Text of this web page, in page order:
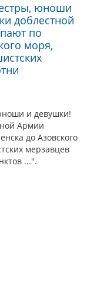
юноши
доблестной
по
моря,
и девушки!
Армии
до Азовского
мерзавцев
...".